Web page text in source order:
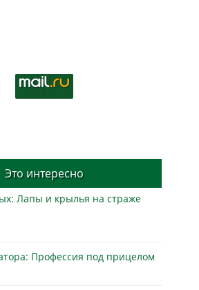
Это интересно
Лапы и крылья на страже
Профессия под прицелом